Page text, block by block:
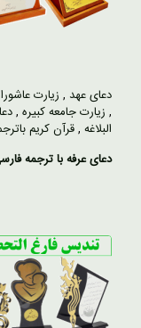
دعای عهد , زیارت عاشورا
, زیارت جامعه کبیره ,
البلاغه ,قرآن کریم
دعای عرفه با ترجمه